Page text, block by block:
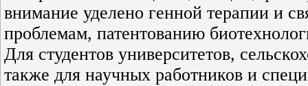
внимание уделено генной терапии и
проблемам, патентованию
Для студентов университетов,
также для научных работников и